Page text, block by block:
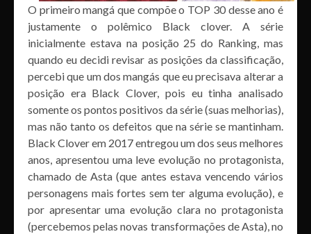
O primeiro mangá que compõe o TOP 30 desse ano é
justamente o polêmico Black clover. A série
inicialmente estava na posição 25 do Ranking, mas
quando eu decidi revisar as posições da classificação,
percebi que um dos mangás que eu precisava alterar a
posição era Black Clover, pois eu tinha analisado
somente os pontos positivos da série (suas melhorias),
mas não tanto os defeitos que na série se mantinham.
Black Clover em 2017 entregou um dos seus melhores
anos, apresentou uma leve evolução no protagonista,
chamado de Asta (que antes estava vencendo vários
personagens mais fortes sem ter alguma evolução), e
por apresentar uma evolução clara no protagonista
(percebemos pelas novas transformações de Asta), no